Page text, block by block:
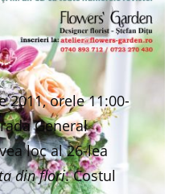
2011, orele 11:00-
General
loc al 26-lea
din flori. Costul